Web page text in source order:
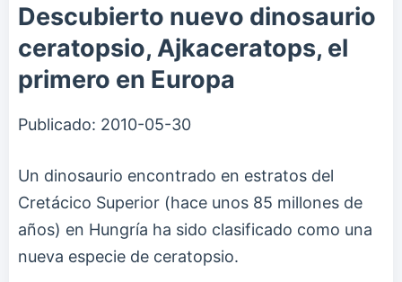
Descubierto nuevo dinosaurio
ceratopsio, Ajkaceratops, el
primero en Europa
Publicado: 2010-05-30
Un dinosaurio encontrado en estratos del
Cretácico Superior (hace unos 85 millones de
años) en Hungría ha sido clasificado como una
nueva especie de ceratopsio.